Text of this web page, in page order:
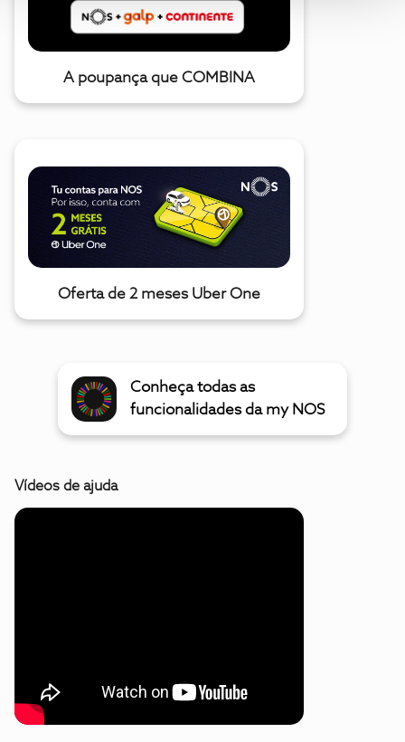
A poupança que COMBINA
Oferta de 2 meses Uber One
Conheça todas as
funcionalidades da my NOS
Vídeos de ajuda